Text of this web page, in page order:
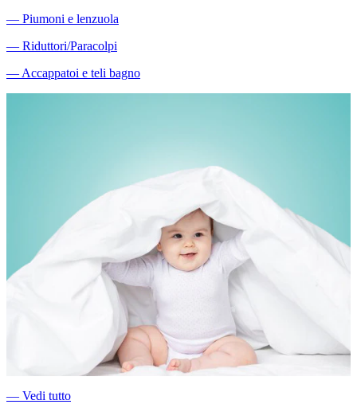
― Piumoni e lenzuola
― Riduttori/Paracolpi
―Accappatoi e teli bagno
― Vedi tutto